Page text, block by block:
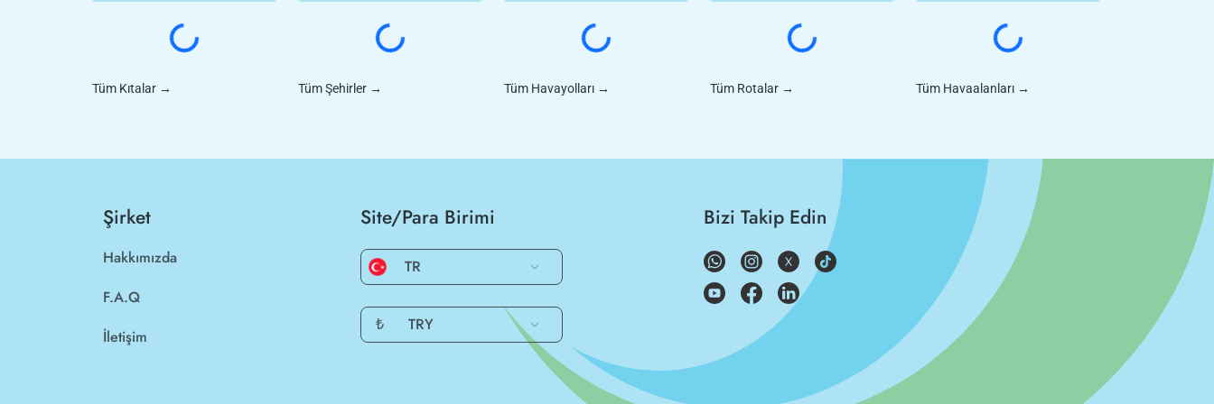
Tüm Kıtalar → Tüm Şehirler → Tüm Havayolları → Tüm Rotalar → Tüm Havaalanları →
Şirket
Hakkımızda
F.A.Q
İletişim
Site/Para Birimi
TR
₺ TRY
Bizi Takip Edin